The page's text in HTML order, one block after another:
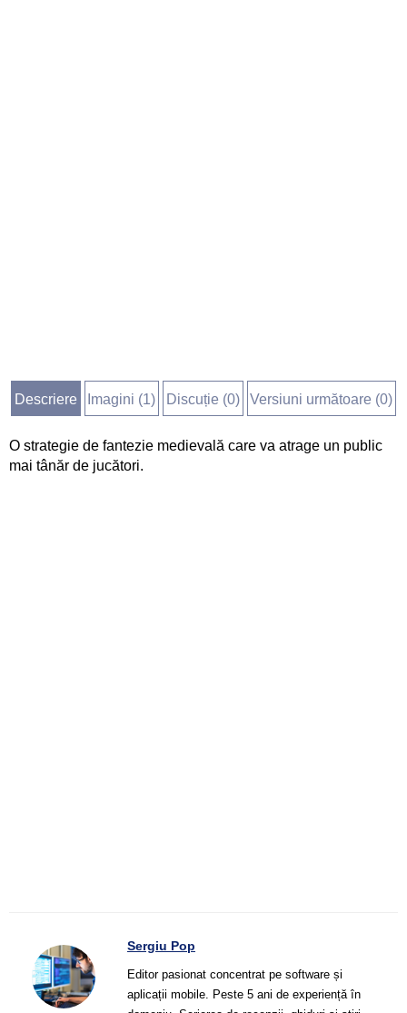
Descriere Imagini (1) Discuție (0) Versiuni următoare (0)
O strategie de fantezie medievală care va atrage un public
mai tânăr de jucători.
Sergiu Pop
Editor pasionat concentrat pe software și
aplicații mobile. Peste 5 ani de experiență în